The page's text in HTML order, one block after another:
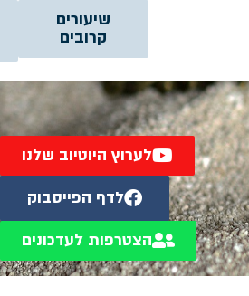
שיעורים
קרובים
לערוץ היוטיוב שלנו
לדף הפייסבוק
הצטרפות לעדכונים